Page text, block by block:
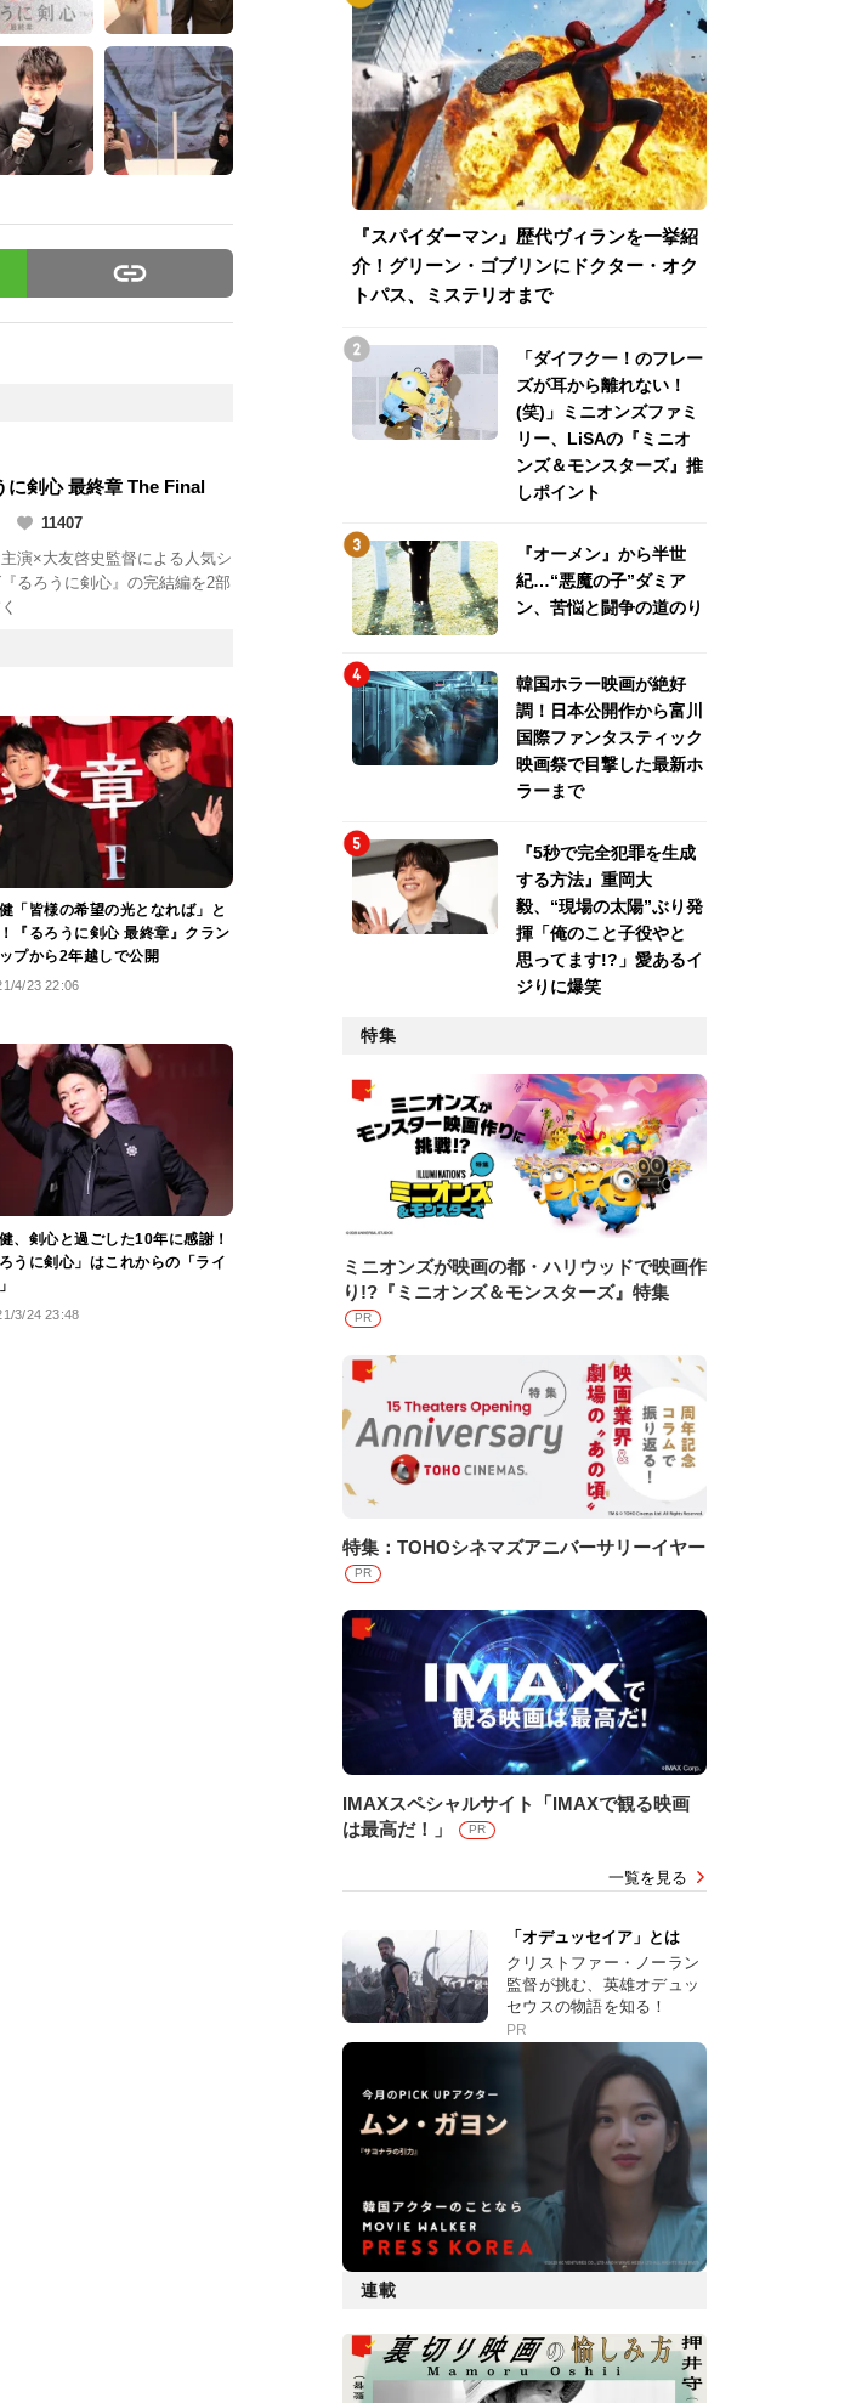
に剣心 最終章 The Final
11407
演×大友啓史監督による人気シ
『るろうに剣心』の完結編を2部
「皆様の希望の光となれば」と
『るろうに剣心 最終章』クラン
プから2年越しで公開
4/23 22:06
、剣心と過ごした10年に感謝！
ろうに剣心」はこれからの「ライ
3/24 23:48
『スパイダーマン』歴代ヴィランを一挙紹
介！グリーン・ゴブリンにドクター・オク
トパス、ミステリオまで
「ダイフクー！のフレー
ズが耳から離れない！
(笑)」ミニオンズファミ
リー、LiSAの『ミニオ
ンズ＆モンスターズ』推
しポイント
『オーメン』から半世
紀…“悪魔の子”ダミア
ン、苦悩と闘争の道のり
韓国ホラー映画が絶好
調！日本公開作から富川
国際ファンタスティック
映画祭で目撃した最新ホ
ラーまで
『5秒で完全犯罪を生成
する方法』重岡大
毅、“現場の太陽”ぶり発
揮「俺のこと子役やと
思ってます!?」愛あるイ
ジりに爆笑
特集
ミニオンズが映画の都・ハリウッドで映画作
り!?『ミニオンズ＆モンスターズ』特集
PR
特集：TOHOシネマズアニバーサリーイヤー
PR
IMAXスペシャルサイト「IMAXで観る映画
は最高だ！」
PR
一覧を見る
「オデュッセイア」とは
クリストファー・ノーラン
監督が挑む、英雄オデュッ
セウスの物語を知る！
PR
連載